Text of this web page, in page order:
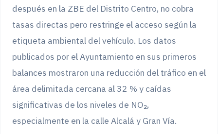
después en la ZBE del Distrito Centro, no cobra
tasas directas pero restringe el acceso según la
etiqueta ambiental del vehículo. Los datos
publicados por el Ayuntamiento en sus primeros
balances mostraron una reducción del tráfico en el
área delimitada cercana al 32 % y caídas
significativas de los niveles de NO₂,
especialmente en la calle Alcalá y Gran Vía.